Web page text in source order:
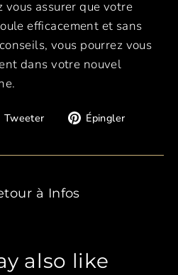
vous assurer que votre
efficacement et sans
vous pourrez vous
dans votre nouvel
Tweeter
Tweeter
Twitter
Épingler
à Infos
also like